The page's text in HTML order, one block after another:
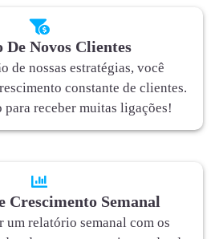
De Novos Clientes
de nossas estratégias, você
constante de clientes.
para receber muitas ligações!
Crescimento Semanal
um relatório semanal com os